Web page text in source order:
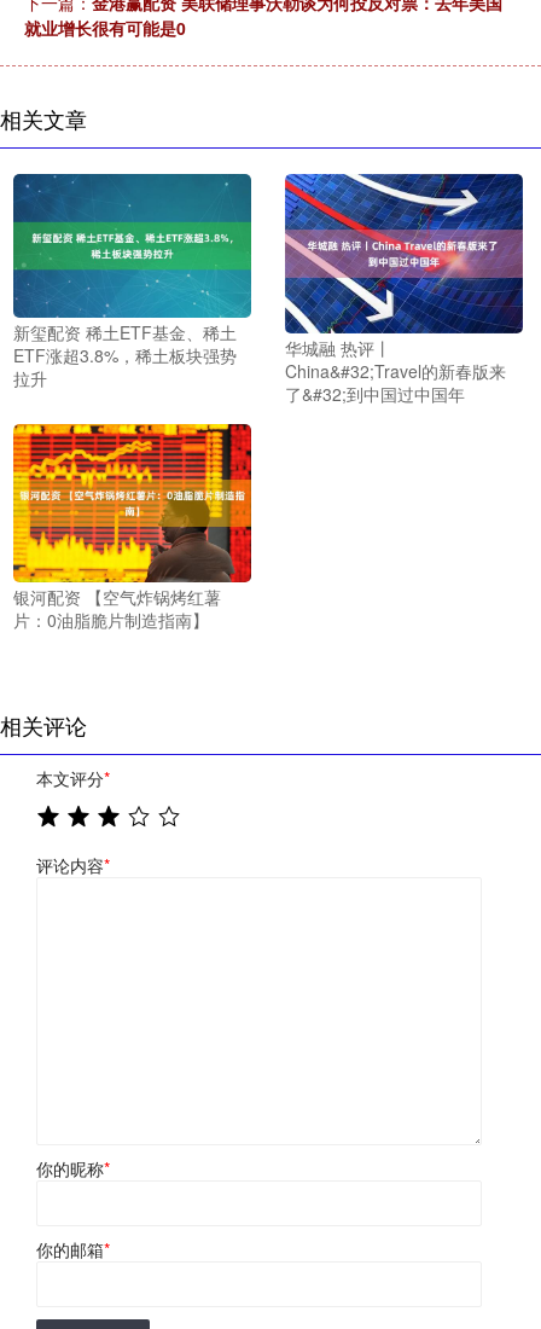
就业增长很有可能是0
相关文章
新玺配资 稀土ETF基金、稀土
ETF涨超3.8%，稀土板块强势
拉升
华城融 热评丨
China&#32;Travel的新春版来
了&#32;到中国过中国年
银河配资 【空气炸锅烤红薯
片：0油脂脆片制造指南】
相关评论
本文评分*
评论内容*
你的昵称*
你的邮箱*